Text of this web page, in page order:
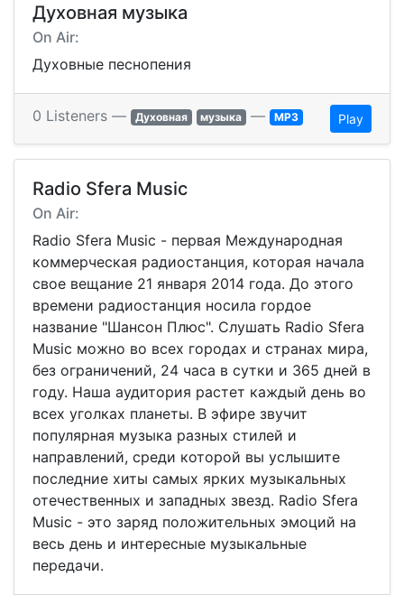
Духовная музыка
On Air:
Духовные песнопения
0 Listeners — Духовная музыка — MP3 Play
Radio Sfera Music
On Air:
Radio Sfera Music - первая Международная
коммерческая радиостанция, которая начала
свое вещание 21 января 2014 года. До этого
времени радиостанция носила гордое
название "Шансон Плюс". Слушать Radio Sfera
Music можно во всех городах и странах мира,
без ограничений, 24 часа в сутки и 365 дней в
году. Наша аудитория растет каждый день во
всех уголках планеты. В эфире звучит
популярная музыка разных стилей и
направлений, среди которой вы услышите
последние хиты самых ярких музыкальных
отечественных и западных звезд. Radio Sfera
Music - это заряд положительных эмоций на
весь день и интересные музыкальные
передачи.